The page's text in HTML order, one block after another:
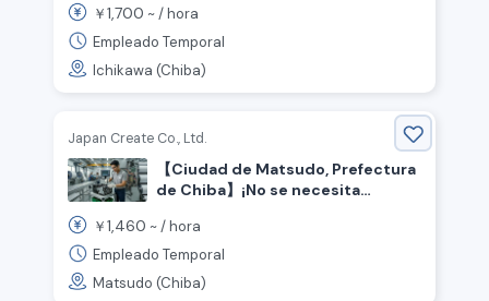
experiencia necesaria! Inspección
de botellas de cosméticos, trabajo
de operador de máquina.
￥1,700 ~ /hora
Empleado Temporal
Ichikawa (Chiba)
Japan Create Co., Ltd.
【Ciudad de Matsudo, Prefectura
de Chiba】¡No se necesita
descanso! Trabajo de
mantenimiento de maquinaria◎
￥1,460 ~ /hora
Empleado Temporal
Matsudo (Chiba)